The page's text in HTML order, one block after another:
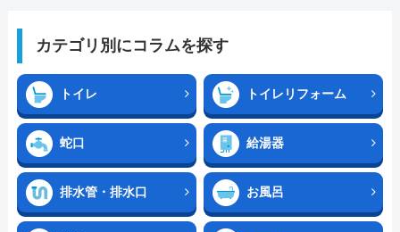
カテゴリ別にコラムを探す
トイレ トイレリフォーム
蛇口 給湯器
排水管・排水口 お風呂